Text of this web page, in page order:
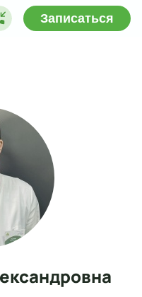
Записаться